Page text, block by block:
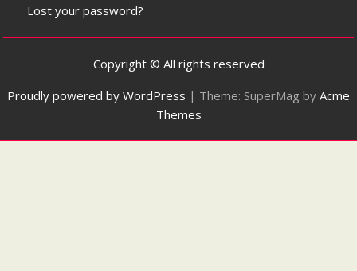
Lost your password?
Copyright © All rights reserved
Proudly powered by WordPress | Theme: SuperMag by Acme
Themes